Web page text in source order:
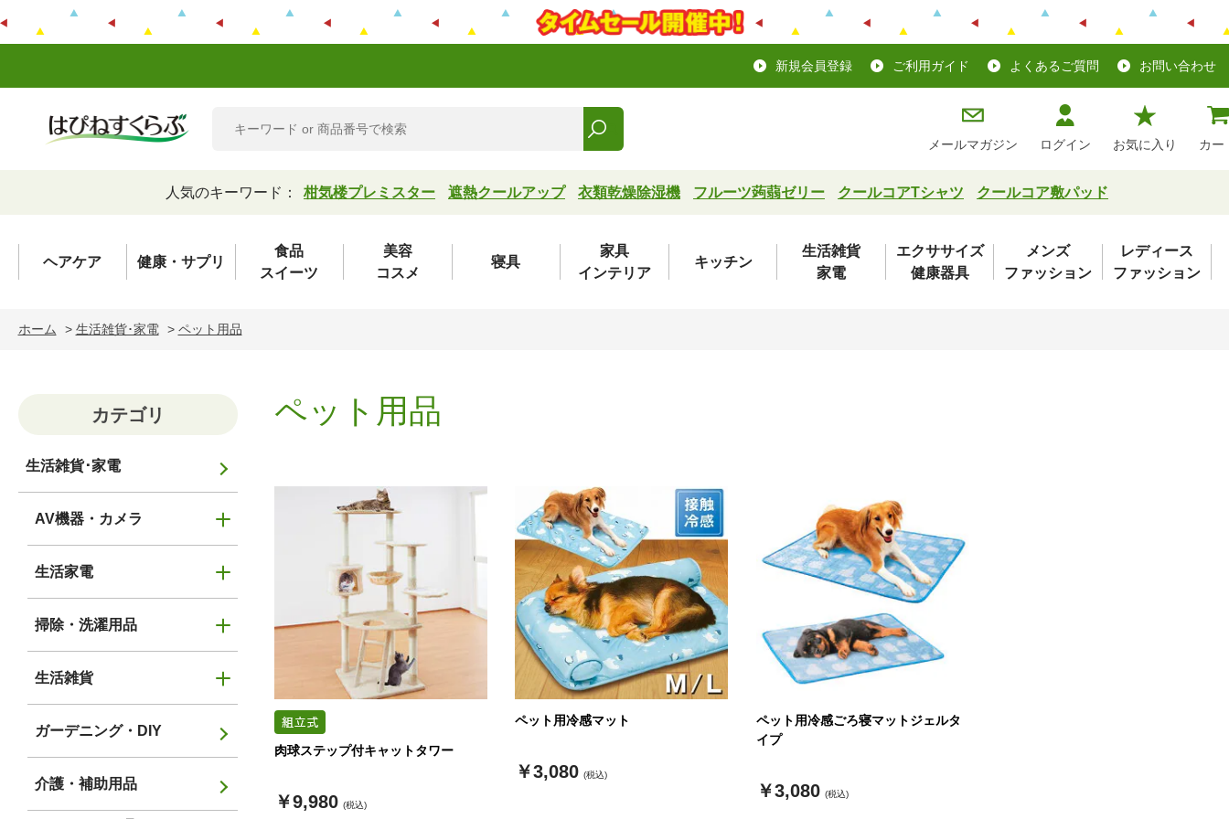
新規会員登録 ご利用ガイド よくあるご質問 お問い合わせ
メールマガジン ログイン お気に入り カー
人気のキーワード： 柑気楼プレミスター 遮熱クールアップ 衣類乾燥除湿機 フルーツ蒟蒻ゼリー クールコアTシャツ クールコア敷パッド
ヘアケア 健康・サプリ
食品
スイーツ
美容
コスメ
寝具
家具
インテリア
キッチン
生活雑貨
家電
エクササイズ
健康器具
メンズ
ファッション
レディース
ファッション
ホーム > 生活雑貨･家電 > ペット用品
カテゴリ
生活雑貨･家電
AV機器・カメラ
生活家電
掃除・洗濯用品
生活雑貨
ガーデニング・DIY
介護・補助用品
ペット用品
肉球ステップ付キャットタワー
￥9,980 (税込)
ペット用冷感マット
￥3,080 (税込)
ペット用冷感ごろ寝マットジェルタ
イプ
￥3,080 (税込)